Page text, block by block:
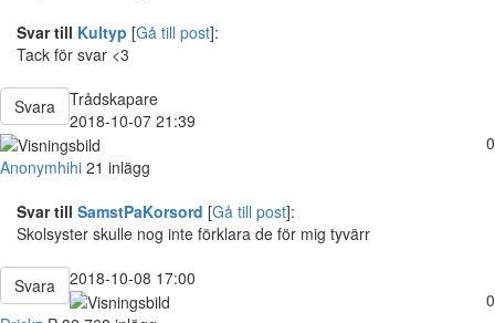
Svar till Kultyp [Gå till post]:
Tack för svar <3
Svara
Trådskapare
2018-10-07 21:39
0
Anonymhihi 21 inlägg
Svar till SamstPaKorsord [Gå till post]:
Skolsyster skulle nog inte förklara de för mig tyvärr
Svara
2018-10-08 17:00
0